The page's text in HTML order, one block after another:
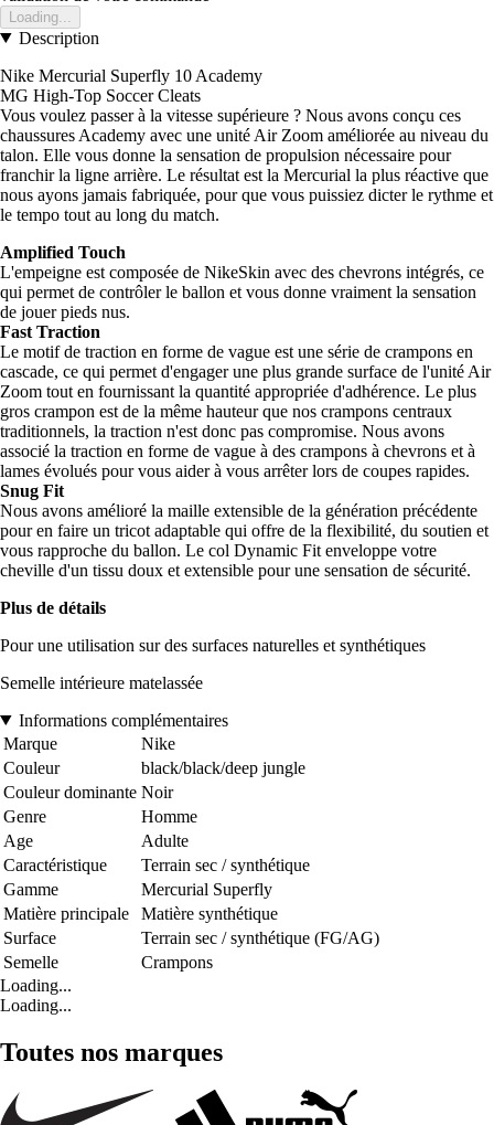
Loading...
Description
Nike Mercurial Superfly 10 Academy
MG High-Top Soccer Cleats
Vous voulez passer à la vitesse supérieure ? Nous avons conçu ces
chaussures Academy avec une unité Air Zoom améliorée au niveau du
talon. Elle vous donne la sensation de propulsion nécessaire pour
franchir la ligne arrière. Le résultat est la Mercurial la plus réactive que
nous ayons jamais fabriquée, pour que vous puissiez dicter le rythme et
le tempo tout au long du match.
Amplified Touch
L'empeigne est composée de NikeSkin avec des chevrons intégrés, ce
qui permet de contrôler le ballon et vous donne vraiment la sensation
de jouer pieds nus.
Fast Traction
Le motif de traction en forme de vague est une série de crampons en
cascade, ce qui permet d'engager une plus grande surface de l'unité Air
Zoom tout en fournissant la quantité appropriée d'adhérence. Le plus
gros crampon est de la même hauteur que nos crampons centraux
traditionnels, la traction n'est donc pas compromise. Nous avons
associé la traction en forme de vague à des crampons à chevrons et à
lames évolués pour vous aider à vous arrêter lors de coupes rapides.
Snug Fit
Nous avons amélioré la maille extensible de la génération précédente
pour en faire un tricot adaptable qui offre de la flexibilité, du soutien et
vous rapproche du ballon. Le col Dynamic Fit enveloppe votre
cheville d'un tissu doux et extensible pour une sensation de sécurité.
Plus de détails
Pour une utilisation sur des surfaces naturelles et synthétiques
Semelle intérieure matelassée
Informations complémentaires
Marque
Nike
Couleur
black/black/deep jungle
Couleur dominante Noir
Genre
Homme
Age
Adulte
Caractéristique
Terrain sec / synthétique
Gamme
Mercurial Superfly
Matière principale
Matière synthétique
Surface
Terrain sec / synthétique (FG/AG)
Semelle
Crampons
Loading...
Loading...
Toutes nos marques